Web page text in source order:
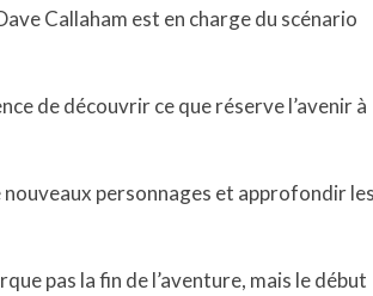
Callaham est en charge du scénario
de découvrir ce que réserve l’avenir à
personnages et approfondir les
pas la fin de l’aventure, mais le début